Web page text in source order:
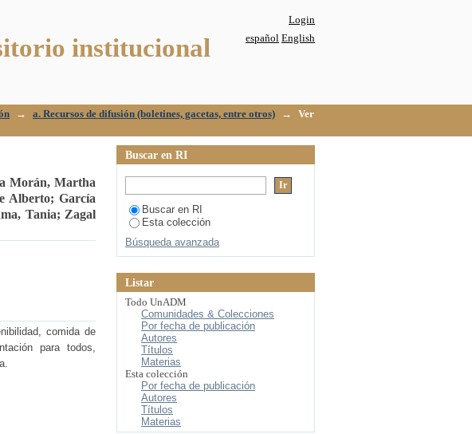
institucional
Login
español English
→ a. Recursos de difusión (boletines, gacetas, entre otros) →
Ver
Morán, Martha
Alberto;García
Tania; Zagal
comida de
para todos,
Buscar en RI
Buscar en RI
Esta colección
Búsqueda avanzada
Listar
Todo UnADM
Comunidades & Colecciones
Por fecha de publicación
Autores
Títulos
Materias
Esta colección
Por fecha de publicación
Autores
Títulos
Materias